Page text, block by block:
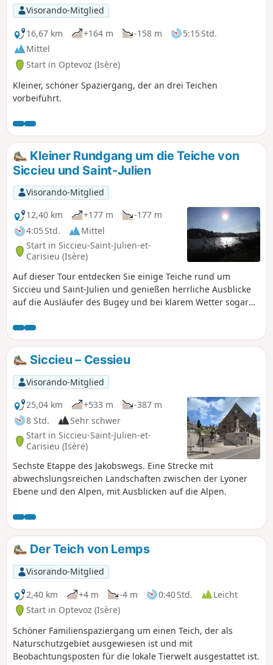
Visorando-Mitglied
16,67 km
+164 m -158 m
5:15 Std.
Mittel
Start in Optevoz (Isère)
Kleiner, schöner Spaziergang, der an drei Teichen
vorbeiführt.
Kleiner Rundgang um die Teiche von
Siccieu und Saint-Julien
Visorando-Mitglied
12,40 km
+177 m
-177 m
4:05 Std.
Mittel
Start in Siccieu-Saint-Julien-et-
Carisieu (Isère)
Auf dieser Tour entdecken Sie einige Teiche rund um
Siccieu und Saint-Julien und genießen herrliche Ausblicke
auf die Ausläufer des Bugey und bei klarem Wetter sogar
Siccieu – Cessieu
Visorando-Mitglied
25,04 km
+533 m
-387 m
8 Std.
Sehr schwer
Start in Siccieu-Saint-Julien-et-
Carisieu (Isère)
Sechste Etappe des Jakobswegs. Eine Strecke mit
abwechslungsreichen Landschaften zwischen der Lyoner
Ebene und den Alpen, mit Ausblicken auf die Alpen.
Der Teich von Lemps
Visorando-Mitglied
2,40 km
+4 m -4 m 0:40 Std.
Leicht
Start in Optevoz (Isère)
Schöner Familienspaziergang um einen Teich, der als
Naturschutzgebiet ausgewiesen ist und mit
Beobachtungsposten für die lokale Tierwelt ausgestattet ist.